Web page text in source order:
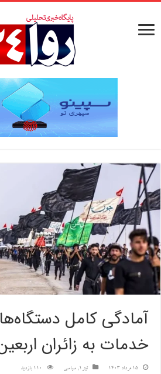
آمادگی کامل دستگاه‌ها
خدمات به زائران
15 مرداد 1403 تیتر1 ,سیاسی 110 بازدید